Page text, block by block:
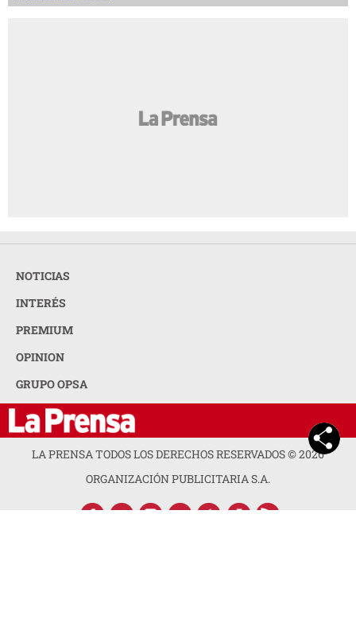
NOTICIAS
INTERÉS
PREMIUM
OPINION
GRUPO OPSA
LA PRENSA TODOS LOS DERECHOS RESERVADOS ©2026
ORGANIZACIÓN PUBLICITARIA S.A.